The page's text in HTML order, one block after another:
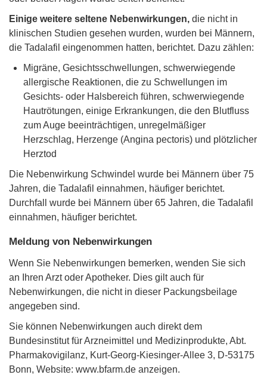
Einige weitere seltene Nebenwirkungen, die nicht in
klinischen Studien gesehen wurden, wurden bei Männern,
die Tadalafil eingenommen hatten, berichtet. Dazu zählen:
Migräne, Gesichtsschwellungen, schwerwiegende
allergische Reaktionen, die zu Schwellungen im
Gesichts- oder Halsbereich führen, schwerwiegende
Hautrötungen, einige Erkrankungen, die den Blutfluss
zum Auge beeinträchtigen, unregelmäßiger
Herzschlag, Herzenge (Angina pectoris) und plötzlicher
Herztod
Die Nebenwirkung Schwindel wurde bei Männern über 75
Jahren, die Tadalafil einnahmen, häufiger berichtet.
Durchfall wurde bei Männern über 65 Jahren, die Tadalafil
einnahmen, häufiger berichtet.
Meldung von Nebenwirkungen
Wenn Sie Nebenwirkungen bemerken, wenden Sie sich
an Ihren Arzt oder Apotheker. Dies gilt auch für
Nebenwirkungen, die nicht in dieser Packungsbeilage
angegeben sind.
Sie können Nebenwirkungen auch direkt dem
Bundesinstitut für Arzneimittel und Medizinprodukte, Abt.
Pharmakovigilanz, Kurt-Georg-Kiesinger-Allee 3, D-53175
Bonn, Website: www.bfarm.de anzeigen.